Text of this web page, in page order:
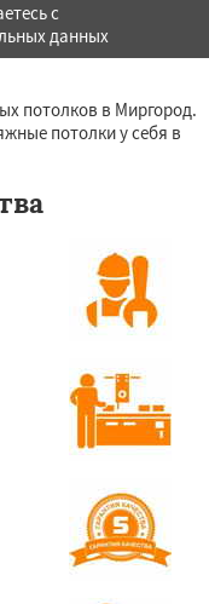
с
данных
потолков в Миргород.
потолки у себя в
данных